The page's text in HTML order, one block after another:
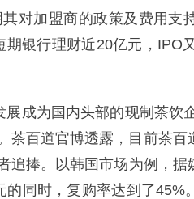
对加盟商的政策及费用支
银行理财近20亿元，IPO
成为国内头部的现制茶饮
茶百道官博透露，目前茶
追捧。以韩国市场为例，
同时，复购率达到了45%